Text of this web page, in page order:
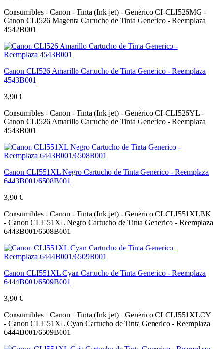
Consumibles - Canon - Tinta (Ink-jet) - Genérico CI-CLI526MG -
Canon CLI526 Magenta Cartucho de Tinta Generico - Reemplaza
4542B001
Canon CLI526 Amarillo Cartucho de Tinta Generico - Reemplaza
4543B001
3,90 €
Consumibles - Canon - Tinta (Ink-jet) - Genérico CI-CLI526YL -
Canon CLI526 Amarillo Cartucho de Tinta Generico - Reemplaza
4543B001
Canon CLI551XL Negro Cartucho de Tinta Generico - Reemplaza
6443B001/6508B001
3,90 €
Consumibles - Canon - Tinta (Ink-jet) - Genérico CI-CLI551XLBK
- Canon CLI551XL Negro Cartucho de Tinta Generico - Reemplaza
6443B001/6508B001
Canon CLI551XL Cyan Cartucho de Tinta Generico - Reemplaza
6444B001/6509B001
3,90 €
Consumibles - Canon - Tinta (Ink-jet) - Genérico CI-CLI551XLCY
- Canon CLI551XL Cyan Cartucho de Tinta Generico - Reemplaza
6444B001/6509B001